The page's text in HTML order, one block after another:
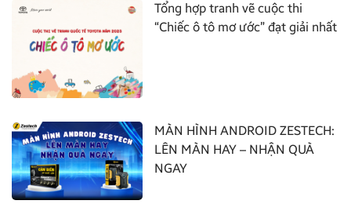
Tổng hợp tranh vẽ cuộc thi
“Chiếc ô tô mơ ước” đạt giải nhất
MÀN HÌNH ANDROID ZESTECH:
LÊN MÀN HAY – NHẬN QUÀ
NGAY